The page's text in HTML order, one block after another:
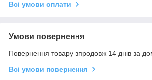
Всі умови оплати
Умови повернення
Повернення товару впродовж 14 днів за
Всі умови повернення